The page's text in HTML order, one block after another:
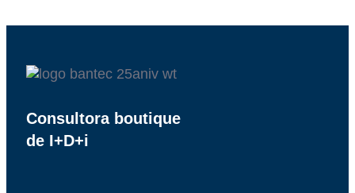
Consultora boutique
de I+D+i